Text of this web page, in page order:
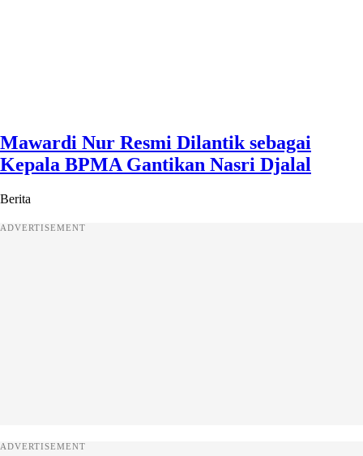
Mawardi Nur Resmi Dilantik sebagai
Kepala BPMA Gantikan Nasri Djalal
Berita
ADVERTISEMENT
ADVERTISEMENT